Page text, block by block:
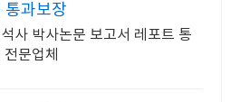
통과보장
사 박사논문 보고서 레포트 통
문업체